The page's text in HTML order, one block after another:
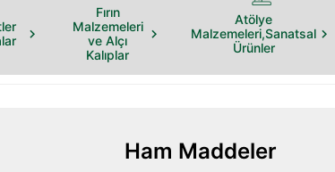
Fırın
Malzemeleri
ve Alçı
Kalıplar
Atölye
Malzemeleri,Sanatsal
Ürünler
Ham Maddeler